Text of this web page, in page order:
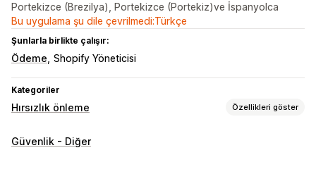
Portekizce (Brezilya), Portekizce (Portekiz)ve İspanyolca
Bu uygulama şu dile çevrilmedi:Türkçe
Şunlarla birlikte çalışır:
Ödeme Shopify Yöneticisi
Kategoriler
Hırsızlık önleme Özellikleri göster
Korunan varlıklar
Güvenlik - Diğer